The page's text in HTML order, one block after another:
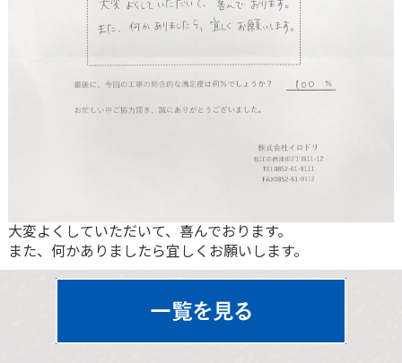
大変よくしていただいて、喜んでおります。
また、何かありましたら宜しくお願いします。